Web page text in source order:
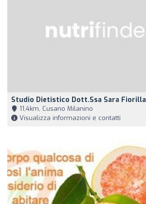
Studio Dietistico Dott.ssa Sara Fiorilla
11,4km, Cusano Milanino
Visualizza informazioni e contatti